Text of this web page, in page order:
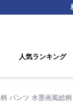
人気ランキング
柄 パンツ 水墨画風総